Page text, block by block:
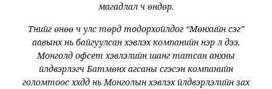
магадлал ч өндөр.
Түүнийг өнөө ч улс төрд тодорхойлдог “Мөнхийн үсэг”
аавынх нь байгуулсан хэвлэх компанийн нэр л дээ.
Монголд офсет хэвлэлийн шанг татсан анхны
үйлдвэрлэгч Батмөнх агсаны үүсгэсэн компанийн
голомтоос хүүхдүүд нь Монголын хэвлэх үйлдвэрлэлийн зах